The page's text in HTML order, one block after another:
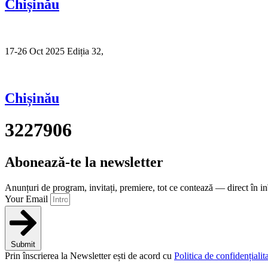
Chișinău
17-26 Oct 2025 Ediția 32,
Chișinău
3227906
Abonează-te la newsletter
Anunțuri de program, invitați, premiere, tot ce contează — direct în
Your Email
Submit
Prin înscrierea la Newsletter ești de acord cu Politica de